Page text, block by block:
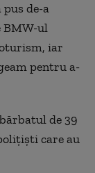
de-a
BMW-ul
iar
pentru a-
de 39
care au